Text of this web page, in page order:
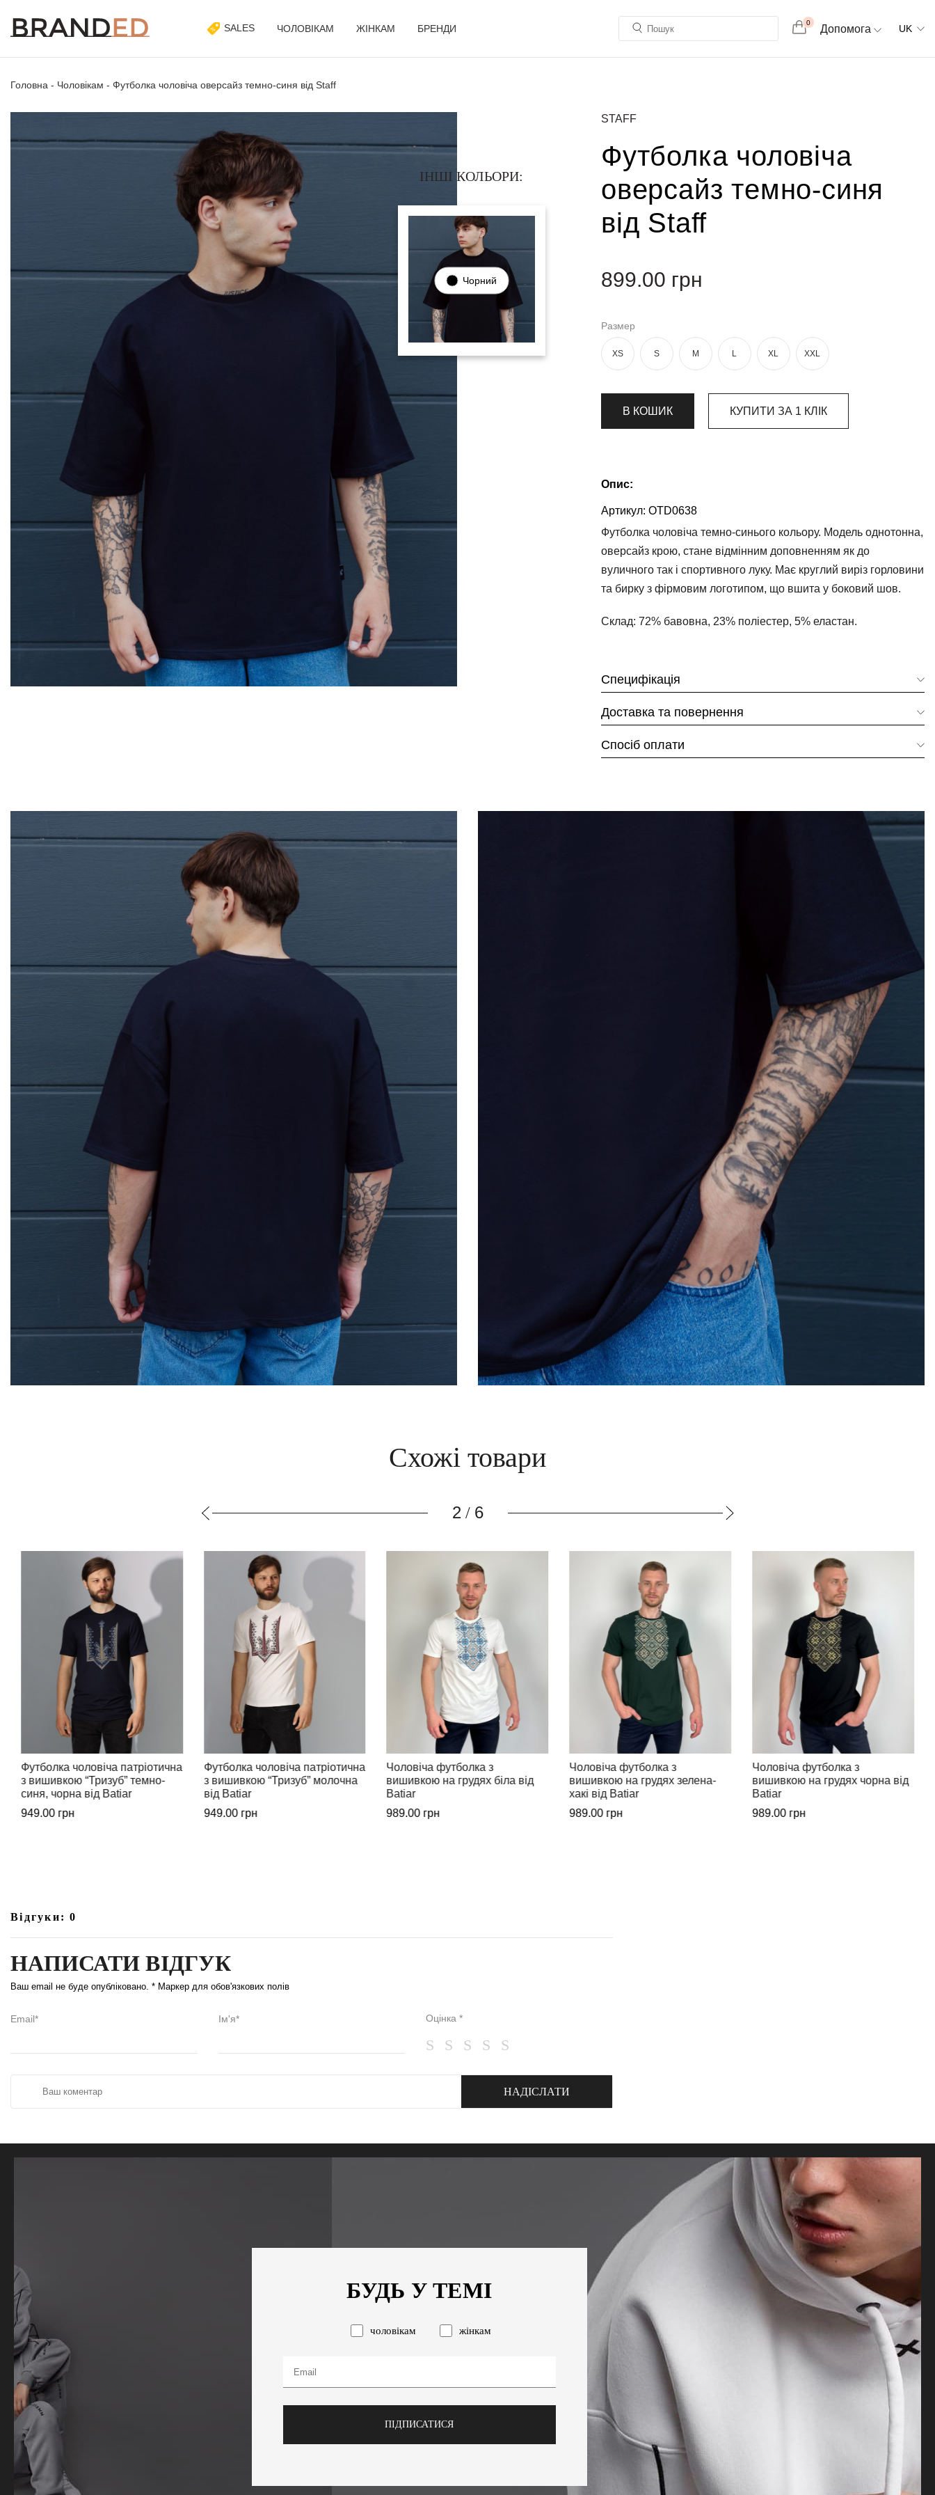
SALES ЧОЛОВІКАМ ЖІНКАМ БРЕНДИ
0
Допомога UK
Головна - Чоловікам - Футболка чоловіча оверсайз темно-синя від Staff
ІНШІ КОЛЬОРИ:
Чорний
STAFF
Футболка чоловіча
оверсайз темно-синя
від Staff
899.00 грн
Размер
XS S M L XL XXL
В КОШИК КУПИТИ ЗА 1 КЛIК
Опис:
Артикул: OTD0638
Футболка чоловіча темно-синього кольору. Модель однотонна,
оверсайз крою, стане відмінним доповненням як до
вуличного так і спортивного луку. Має круглий виріз горловини
та бирку з фірмовим логотипом, що вшита у боковий шов.
Склад: 72% бавовна, 23% поліестер, 5% еластан.
Специфікація
Доставка та повернення
Спосіб оплати
Схожі товари
3/ 6
Футболка чоловіча патріотична
з вишивкою “Тризуб” молочна
від Batiar
949.00 грн
Чоловіча футболка з
вишивкою на грудях біла від
Batiar
989.00 грн
Чоловіча футболка з
вишивкою на грудях зелена-
хакі від Batiar
989.00 грн
Чоловіча футболка з
вишивкою на грудях чорна від
Batiar
989.00 грн
Чоловіча футболка вишиванка
сірий хакі з білою вишивкою
від Batiar
769.00 грн
Відгуки: 0
НАПИСАТИ ВІДГУК
Ваш email не буде опубліковано. * Маркер для обов'язкових полів
Email* Ім'я* Оцінка *
НАДІСЛАТИ
БУДЬ У ТЕМІ
чоловікам жінкам
ПІДПИСАТИСЯ